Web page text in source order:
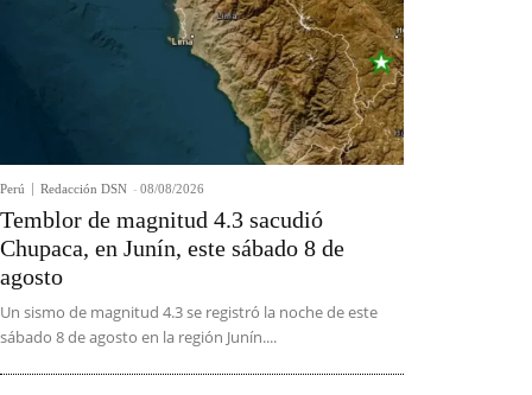
Perú Redacción DSN - 08/08/2026
Temblor de magnitud 4.3 sacudió
Chupaca, en Junín, este sábado 8 de
agosto
Un sismo de magnitud 4.3 se registró la noche de este
sábado 8 de agosto en la región Junín....